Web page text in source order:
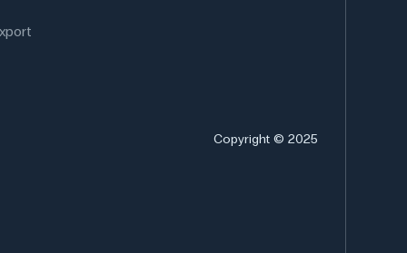
Copyright © 2025